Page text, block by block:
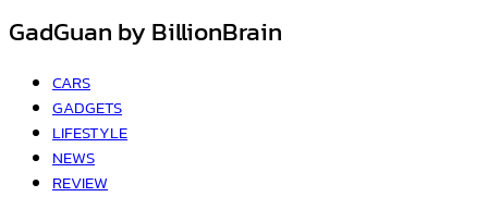
GadGuan by BillionBrain
CARS
GADGETS
LIFESTYLE
NEWS
REVIEW